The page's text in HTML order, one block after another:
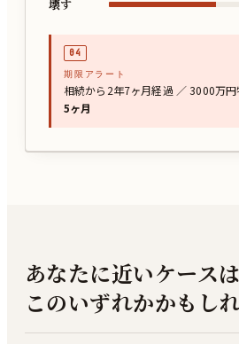
壊す
04
期限アラート
相続から2年7ヶ月経過 ／ 3000万
5ヶ月
あなたに近いケースは
このいずれかかもし